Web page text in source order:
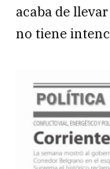
acaba de
no tiene